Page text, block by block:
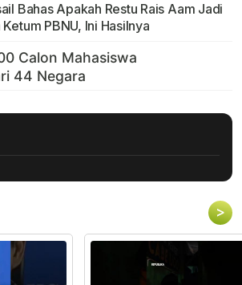
Bahas Apakah Restu Rais Aam Jadi
PBNU, Ini Hasilnya
>